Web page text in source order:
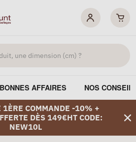
BONNES AFFAIRES NOS
1ÈRE COMMANDE -10% +
DÈS 149€HT CODE:
NEW10L